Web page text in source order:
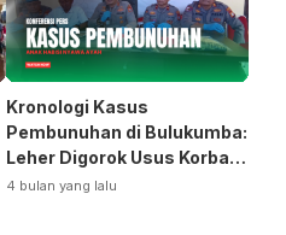
Kronologi Kasus
Pembunuhan di Bulukumba:
Leher Digorok Usus Korban
Dikeluarkan
4 bulan yang lalu